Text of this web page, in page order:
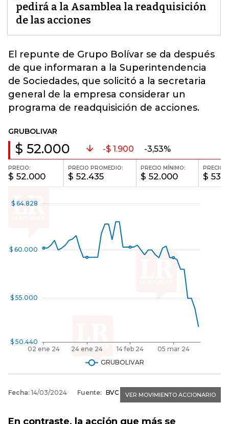
pedirá a la Asamblea la readquisición
de las acciones
El repunte de Grupo Bolívar se da después
de que informaran a la Superintendencia
de Sociedades, que solicitó a la secretaria
general de la empresa considerar un
programa de readquisición de acciones.
En contraste, la acción que más se